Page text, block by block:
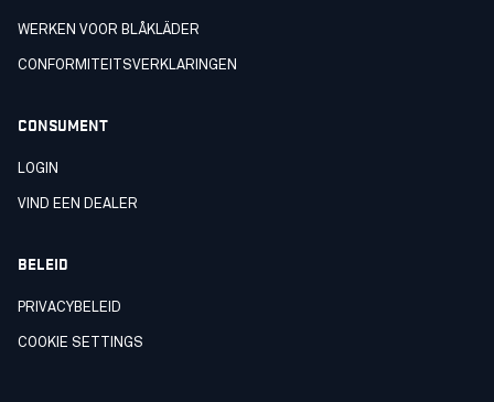
WERKEN VOOR BLÅKLÄDER
CONFORMITEITSVERKLARINGEN
CONSUMENT
LOGIN
VIND EEN DEALER
BELEID
PRIVACYBELEID
COOKIE SETTINGS